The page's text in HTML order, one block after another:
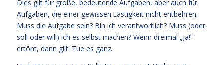
Dies gilt für große, bedeutende Aufgaben, aber auch für
Aufgaben, die einer gewissen Lästigkeit nicht entbehren.
Muss die Aufgabe sein? Bin ich verantwortlich? Muss (oder
soll oder will) ich es selbst machen? Wenn dreimal „Ja!“
ertönt, dann gilt: Tue es ganz.